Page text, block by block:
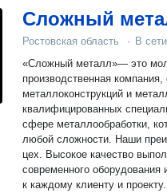
Сложный
Ростовская область · В сети
«Сложный металл»— это
производственная
металлоконструкций и
квалифицированных
сфере металлообработки,
любой сложности. Наши преимущества: Собственный сварочный
цех. Высокое качество
современного
к каждому клиенту и